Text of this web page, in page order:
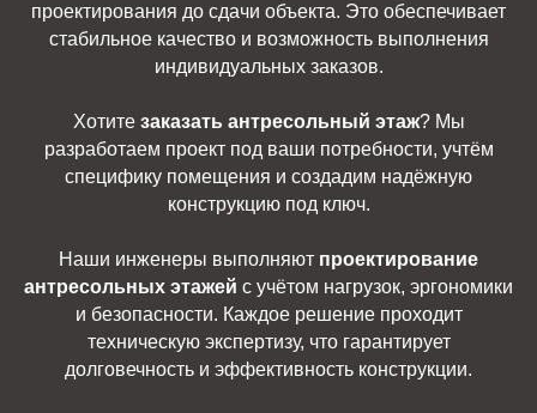
проектирования до сдачи объекта. Это обеспечивает
стабильное качество и возможность выполнения
индивидуальных заказов.
Хотите заказать антресольный этаж? Мы
разработаем проект под ваши потребности, учтём
специфику помещения и создадим надёжную
конструкцию под ключ.
Наши инженеры выполняют проектирование
антресольных этажей с учётом нагрузок, эргономики
и безопасности. Каждое решение проходит
техническую экспертизу, что гарантирует
долговечность и эффективность конструкции.